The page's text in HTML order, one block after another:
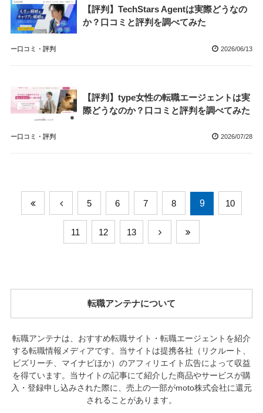
【評判】TechStars Agentは実際どうなの
か？口コミと評判を調べてみた
ー口コミ・評判 2026/06/13
【評判】type女性の転職エージェントは実
際どうなのか？口コミと評判を調べてみた
ー口コミ・評判 2026/07/28
5 6 7 8 9 10
11 12 13
転職アンテナについて
転職アンテナは、おすすめ転職サイト・転職エージェントを紹介
する転職情報メディアです。当サイトは提携各社（リクルート、
ビズリーチ、マイナビほか）のアフィリエイト広告によって収益
を得ています。当サイトの記事にて紹介した商品やサービスが購
入・登録申し込みされた際に、売上の一部がmoto株式会社に還元
されることがあります。